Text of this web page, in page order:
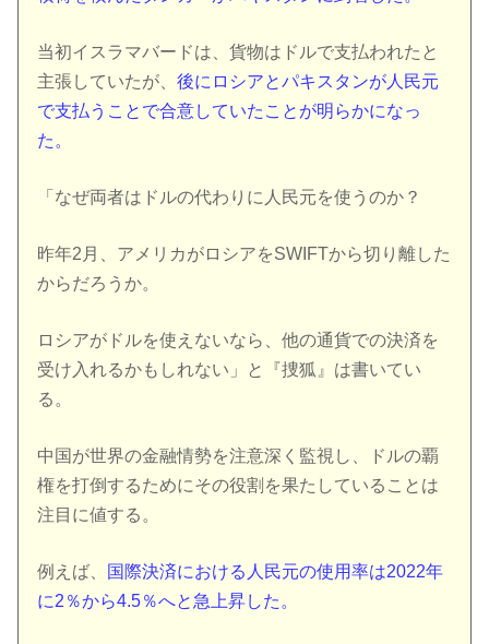
当初イスラマバードは、貨物はドルで支払われたと
主張していたが、後にロシアとパキスタンが人民元
で支払うことで合意していたことが明らかになっ
た。
「なぜ両者はドルの代わりに人民元を使うのか？
昨年2月、アメリカがロシアをSWIFTから切り離した
からだろうか。
ロシアがドルを使えないなら、他の通貨での決済を
受け入れるかもしれない」と『捜狐』は書いてい
る。
中国が世界の金融情勢を注意深く監視し、ドルの覇
権を打倒するためにその役割を果たしていることは
注目に値する。
例えば、
国際決済における人民元の使用率は2022年
に2％から4.5％へと急上昇した。